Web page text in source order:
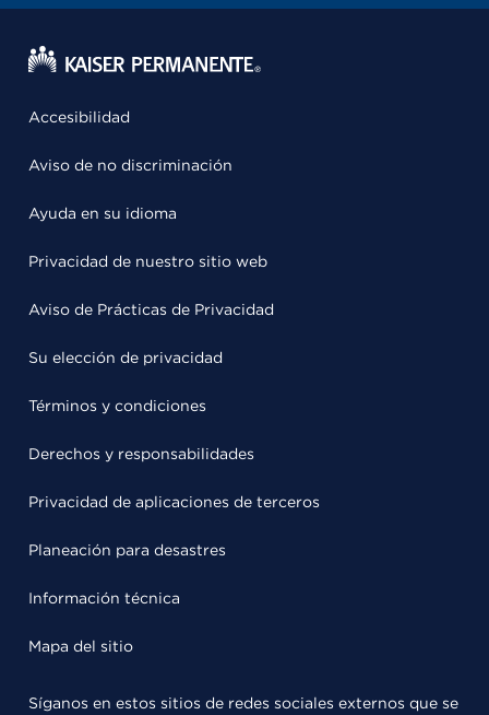
Accesibilidad
Aviso de no discriminación
Ayuda en su idioma
Privacidad de nuestro sitio web
Aviso de Prácticas de Privacidad
Su elección de privacidad
Términos y condiciones
Derechos y responsabilidades
Privacidad de aplicaciones de terceros
Planeación para desastres
Información técnica
Mapa del sitio
Síganos en estos sitios de redes sociales externos que se